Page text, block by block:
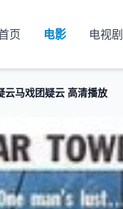
页 电影 电视剧
云马戏团疑云 高清播放